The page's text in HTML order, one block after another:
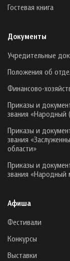
Гостевая книга
Документы
Учредительные
Положения об
Финансово-
Приказы и
звания «Народный
Приказы и
звания
области»
Приказы и
звания «Народный
Афиша
Фестивали
Конкурсы
Выставки